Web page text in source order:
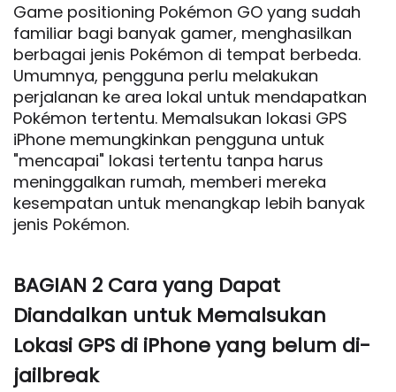
Game positioning Pokémon GO yang sudah
familiar bagi banyak gamer, menghasilkan
berbagai jenis Pokémon di tempat berbeda.
Umumnya, pengguna perlu melakukan
perjalanan ke area lokal untuk mendapatkan
Pokémon tertentu. Memalsukan lokasi GPS
iPhone memungkinkan pengguna untuk
"mencapai" lokasi tertentu tanpa harus
meninggalkan rumah, memberi mereka
kesempatan untuk menangkap lebih banyak
jenis Pokémon.
BAGIAN 2 Cara yang Dapat
Diandalkan untuk Memalsukan
Lokasi GPS di iPhone yang belum di-
jailbreak